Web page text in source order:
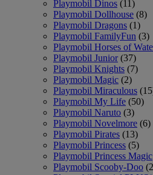
Playmobil Dinos (11)
Playmobil Dollhouse (8)
Playmobil Dragons (1)
Playmobil FamilyFun (3)
Playmobil Horses of
Playmobil Junior (37)
Playmobil Knights (7)
Playmobil Magic (2)
Playmobil Miraculous
Playmobil My Life (50)
Playmobil Naruto (3)
Playmobil Novelmore (6)
Playmobil Pirates (13)
Playmobil Princess (5)
Playmobil Princess Magic
Playmobil Scooby-Doo